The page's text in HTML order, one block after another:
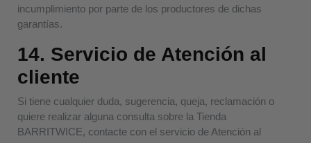
incumplimiento por parte de los productores de dichas
garantías.
14. Servicio de Atención al
cliente
Si tiene cualquier duda, sugerencia, queja, reclamación o
quiere realizar alguna consulta sobre la Tienda
BARRITWICE, contacte con el servicio de Atención al